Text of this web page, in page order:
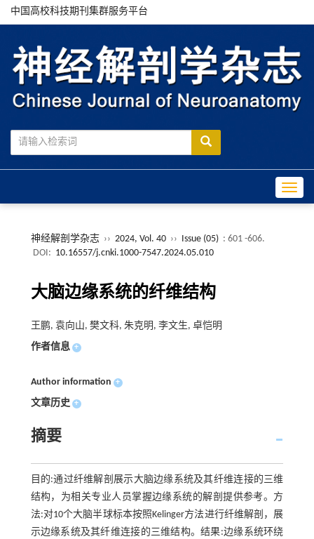
中国高校科技期刊集群服务平台
神经解剖学杂志 ›› 2024, Vol. 40 ›› Issue (05) : 601 -606.
DOI: 10.16557/j.cnki.1000-7547.2024.05.010
大脑边缘系统的纤维结构
王鹏, 袁向山, 樊文科, 朱克明, 李文生, 卓恺明
作者信息 +
Author information +
文章历史 +
摘要
目的:通过纤维解剖展示大脑边缘系统及其纤维连接的三维
结构，为相关专业人员掌握边缘系统的解剖提供参考。方
法:对10个大脑半球标本按照Kelinger方法进行纤维解剖，展
示边缘系统及其纤维连接的三维结构。结果:边缘系统环绕